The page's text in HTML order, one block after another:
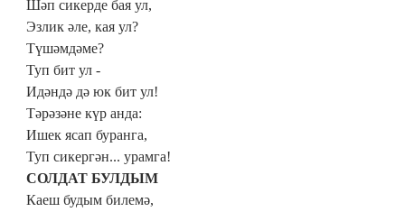
Шәп сикерде бая ул,
Эзлик әле, кая ул?
Түшәмдәме?
Туп бит ул -
Идәндә дә юк бит ул!
Тәрәзәне күр анда:
Ишек ясап буранга,
Туп сикергән... урамга!
СОЛДАТ БУЛДЫМ
Каеш будым билемә,